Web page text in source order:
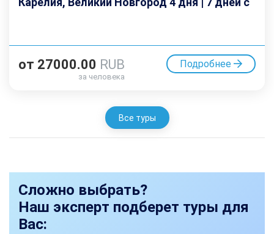
от 27000.00 RUB
за человека
Подробнее
Все туры
Сложно выбрать?
Наш эксперт подберет туры для
Вас: